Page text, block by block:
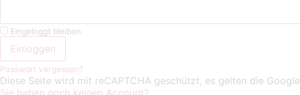
Eingeloggt bleiben
Einloggen
Passwort vergessen?
Diese Seite wird mit reCAPTCHA geschützt, es gelten die Google
Sie haben noch keinen Account?